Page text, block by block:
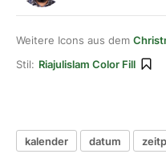
Weitere Icons aus dem
Stil: Riajulislam Color Fill
kalender datum